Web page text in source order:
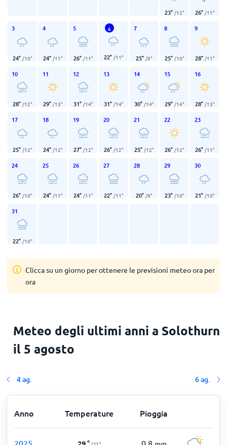
23° /12° 26° /11°
3
24° /10°
4
24° /11°
5
26° /11°
6
22° /11°
7
25° /9°
8
25° /10°
9
28° /11°
10
28° /12°
11
29° /13°
12
31° /14°
13
31° /14°
14
30° /14°
15
29° /14°
16
28° /13°
17
25° /12°
18
24° /12°
19
27° /12°
20
26° /12°
21
25° /12°
22
26° /12°
23
26° /11°
24
26° /10°
25
24° /11°
26
24° /11°
27
22° /11°
28
20° /9°
29
23° /10°
30
21° /10°
31
22° /10°
Clicca su un giorno per ottenere le previsioni meteo ora per
ora
Meteo degli ultimi anni a Solothurn
il 5 agosto
4 ag. 6 ag.
Anno Temperature Pioggia
2025 0,8